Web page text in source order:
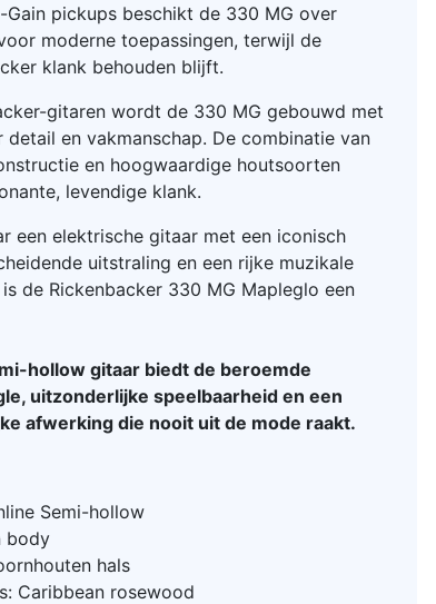
pickups beschikt de 330 MG over
moderne toepassingen, terwijl de
klank behouden blijft.
gitaren wordt de 330 MG gebouwd met
en vakmanschap. De combinatie van
en hoogwaardige houtsoorten
levendige klank.
een elektrische gitaar met een iconisch
uitstraling en een rijke muzikale
de Rickenbacker 330 MG Mapleglo een
hollow gitaar biedt de beroemde
uitzonderlijke speelbaarheid en een
afwerking die nooit uit de mode raakt.
Semi-hollow
body
hals
Caribbean rosewood